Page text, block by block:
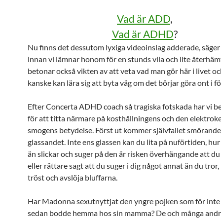
Vad är ADD,
Vad är ADHD?
Nu finns det dessutom lyxiga videoinslag adderade,
innan vi lämnar honom för en stunds vila och lite
betonar också vikten av att veta vad man gör här i livet
kanske kan lära sig att byta väg om det börjar göra ont i
Efter Concerta ADHD coach så tragiska fotskada har vi
för att titta närmare på kosthållningens och den
smogens betydelse. Först ut kommer självfallet
glassandet. Inte ens glassen kan du lita på nuförtiden,
än slickar och suger på den är risken överhängande att
eller rättare sagt att du suger i dig något annat än du tror,
tröst och avslöja bluffarna.
Har Madonna sexutnyttjat den yngre pojken som för inte
sedan bodde hemma hos sin mamma? De och många